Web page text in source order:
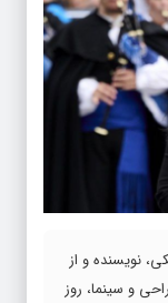
نویسنده و از
و سینما، روز